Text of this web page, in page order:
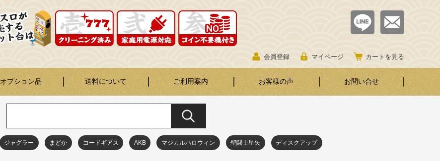
会員登録 マイページ カートを見る
オプション品 送料について ご利用案内 お客様の声 お問い合せ
ジャグラー まどか コードギアス AKB マジカルハロウィン 聖闘士星矢 ディスクアップ